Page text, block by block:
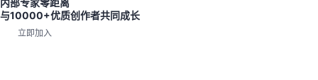
内部专家零距离
与10000+优质创作者共同成长
立即加入